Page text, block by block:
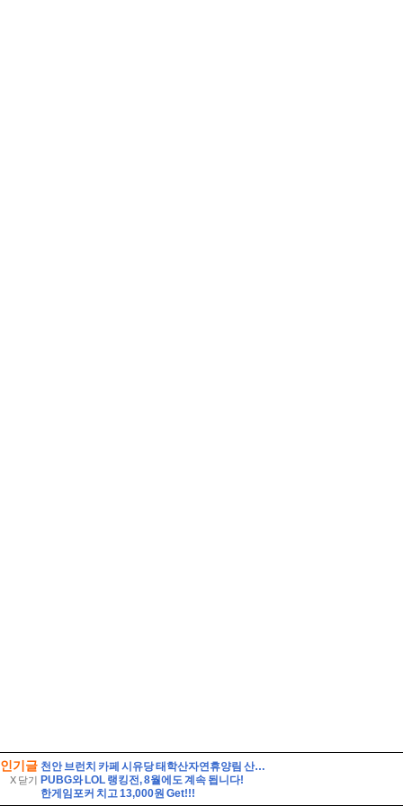
인기글
X 닫기
천안 브런치 카페 시유당 태학산자연휴양림 산책과 함께 천안 데이트 코스로 완벽한 브런치맛집
PUBG와 LOL 랭킹전, 8월에도 계속 됩니다!
한게임포커 치고 13,000원 Get!!!